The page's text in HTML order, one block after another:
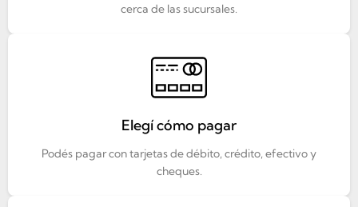
cerca de las sucursales.
Elegí cómo pagar
Podés pagar con tarjetas de débito, crédito, efectivo y
cheques.